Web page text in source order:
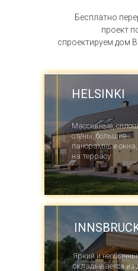
Бесплатно
проект
спроектируем дом
Массивные,
стены, большие
панорамные
на террасу
HELSINKI
Яркий и
складывается из